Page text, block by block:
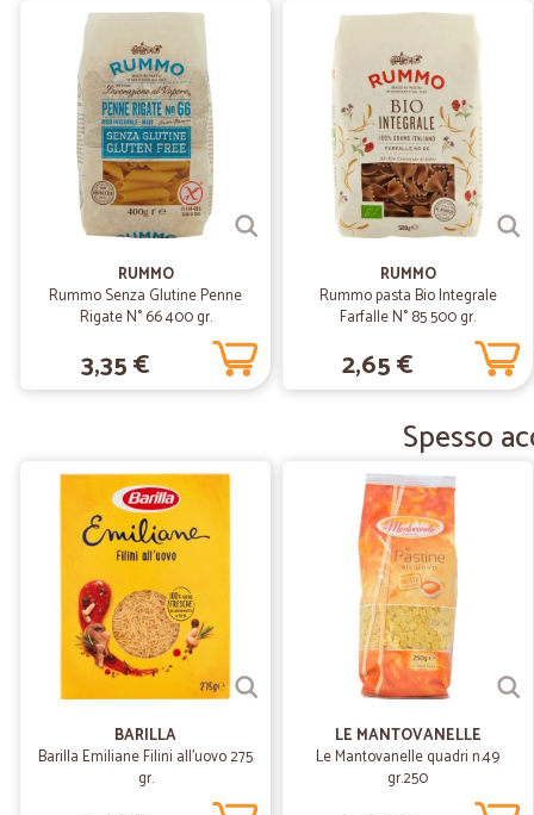
RUMMO
Rummo Senza Glutine Penne
Rigate N° 66 400 gr.
3,35 €
RUMMO
Rummo pasta Bio Integrale
Farfalle N° 85 500 gr.
2,65 €
Spesso
BARILLA
Barilla Emiliane Filini all'uovo 275
gr.
LE MANTOVANELLE
Le Mantovanelle quadri n.49
gr.250